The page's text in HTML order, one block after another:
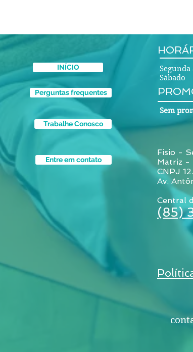
INÍCIO
Perguntas frequentes
Trabalhe Conosco
Entre em contato
Sem
Fisio -
Matriz -
CNPJ
Av.
Central
(85)